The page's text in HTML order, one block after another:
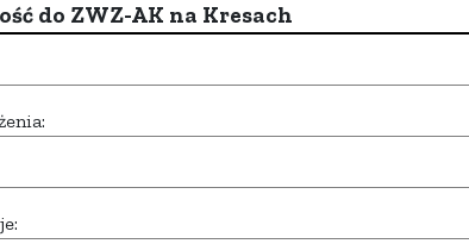
do ZWZ-AK na Kresach